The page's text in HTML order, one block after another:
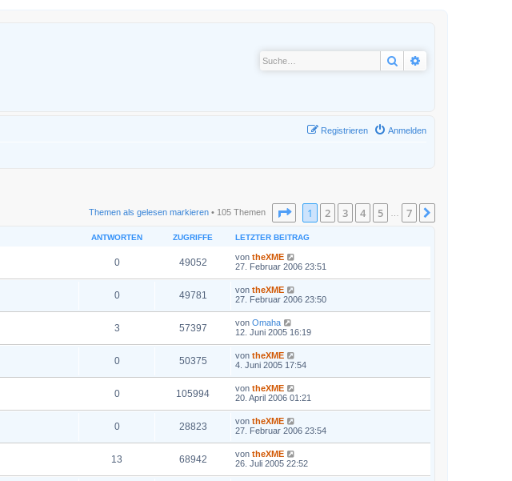
Suche
Anmelden
Registrieren
Themen als gelesen markieren • 105 Themen Seite von7
1 2 3 4 5 7
ANTWORTEN ZUGRIFFE LETZTER BEITRAG
0 49052 von theXME
27. Februar 2006 23:51
0 49781 von theXME
27. Februar 2006 23:50
3 57397 von Omaha
12. Juni 2005 16:19
0 50375 von theXME
4. Juni 2005 17:54
0 105994 von theXME
20. April 2006 01:21
0 28823 von theXME
27. Februar 2006 23:54
13 68942 von theXME
26. Juli 2005 22:52